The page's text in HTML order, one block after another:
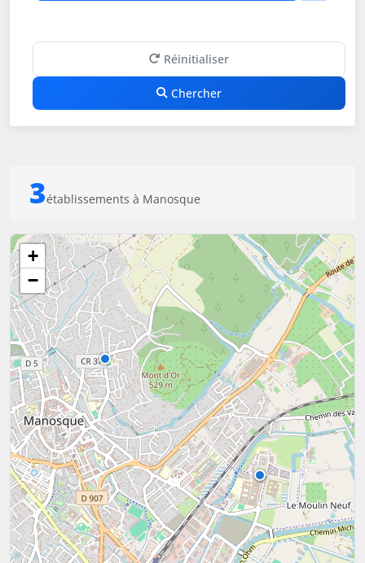
Réinitialiser
Chercher
3établissements à Manosque
+
−